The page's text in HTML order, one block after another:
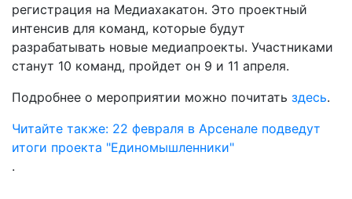
регистрация на Медиахакатон. Это проектный
интенсив для команд, которые будут
разрабатывать новые медиапроекты. Участниками
станут 10 команд, пройдет он 9 и 11 апреля.
Подробнее о мероприятии можно почитать здесь.
Читайте также: 22 февраля в Арсенале подведут
итоги проекта "Единомышленники"
.